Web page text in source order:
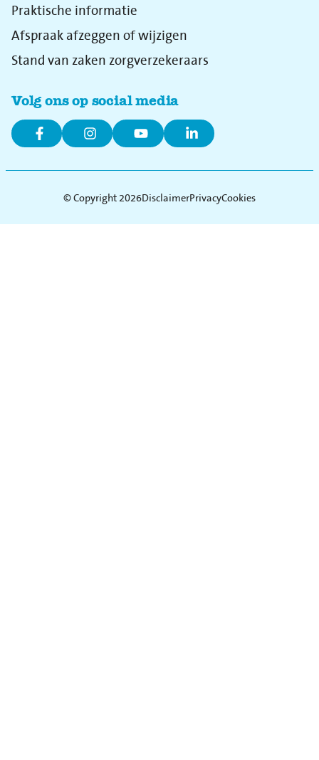
Praktische informatie
Afspraak afzeggen of wijzigen
Stand van zaken zorgverzekeraars
Volg ons op social media
© Copyright 2026DisclaimerPrivacyCookies